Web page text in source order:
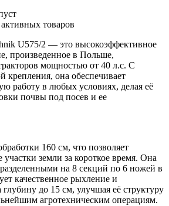
товаров
U575/2 — это высокоэффективное
произведенное в Польше,
мощностью от 40 л.с. С
крепления, она обеспечивает
работу в любых условиях, делая её
почвы под посев и ее
160 см, что позволяет
земли за короткое время. Она
на 8 секций по 6 ножей в
качественное рыхление и
до 15 см, улучшая её структуру
агротехническим операциям.